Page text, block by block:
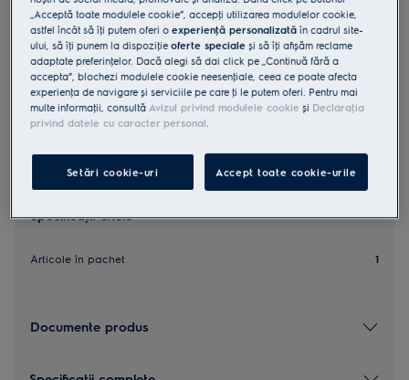
ZE117
Perie AeroPro™ 3-in-1
2.8 (4)
Specificaţii-cheie
Articole în pachet 1
Documente produs
„Acceptă toate modulele cookie”, accepţi utilizarea modulelor cookie,
astfel încât să îţi putem oferi oexperienţă personalizată în cadrul site-
ului, să îţi punem la dispoziţieoferte speciale și să îţi afișăm reclame
adaptate preferinţelor. Dacă alegi să dai click pe „Continuă fără a
accepta”, blochezi modulele cookie neesenţiale, ceea ce poate afecta
experienţa de navigare și serviciile pe care ţi le putem oferi. Pentru mai
multe informaţii, consultă Avizul privind modulele cookie și Declaraţia
privind datele cu caracter personal.
Setări cookie-uri Accept toate cookie-urile